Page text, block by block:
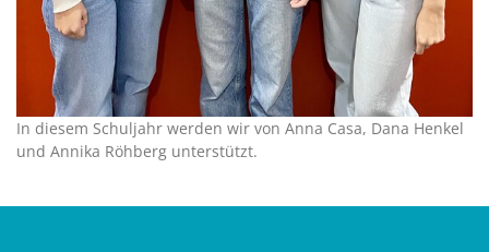
In diesem Schuljahr werden wir von Anna Casa, Dana Henkel
und Annika Röhberg unterstützt.